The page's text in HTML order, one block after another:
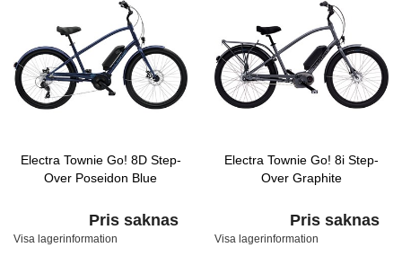
Electra Townie Go! 8D Step-
Over Poseidon Blue
Pris saknas
Visa lagerinformation
Electra Townie Go! 8i Step-
Over Graphite
Pris saknas
Visa lagerinformation